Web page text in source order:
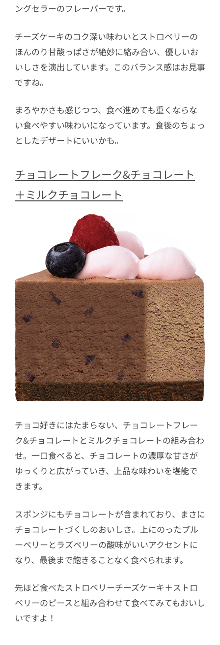
ングセラーのフレーバーです。
チーズケーキのコク深い味わいとストロベリーの
ほんのり甘酸っぱさが絶妙に絡み合い、優しいお
いしさを演出しています。このバランス感はお見事
ですね。
まろやかさも感じつつ、食べ進めても重くならな
い食べやすい味わいになっています。食後のちょっ
としたデザートにいいかも。
チョコレートフレーク&チョコレート
＋ミルクチョコレート
チョコ好きにはたまらない、チョコレートフレー
ク&チョコレートとミルクチョコレートの組み合わ
せ。一口食べると、チョコレートの濃厚な甘さが
ゆっくりと広がっていき、上品な味わいを堪能で
きます。
スポンジにもチョコレートが含まれており、まさに
チョコレートづくしのおいしさ。上にのったブル
ーベリーとラズベリーの酸味がいいアクセントに
なり、最後まで飽きることなく食べられます。
先ほど食べたストロベリーチーズケーキ＋ストロ
ベリーのピースと組み合わせて食べてみてもおいし
いですよ！